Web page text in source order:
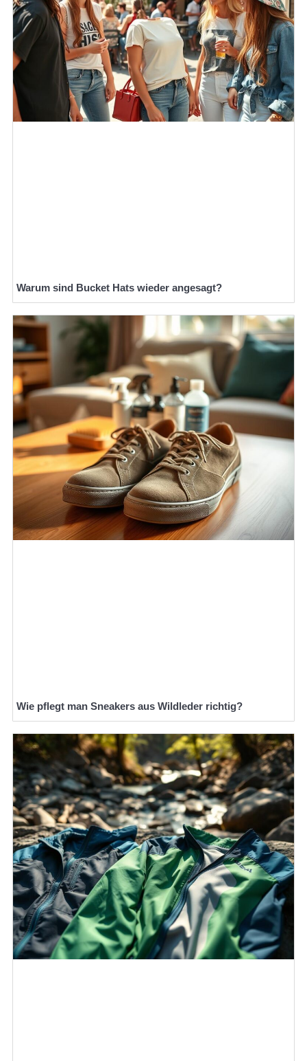
Warum sind Bucket Hats wieder angesagt?
Wie pflegt man Sneakers aus Wildleder richtig?